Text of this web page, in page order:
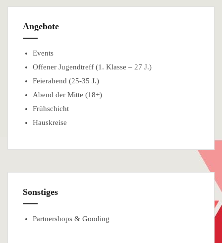
Angebote
Events
Offener Jugendtreff (1. Klasse – 27 J.)
Feierabend (25-35 J.)
Abend der Mitte (18+)
Frühschicht
Hauskreise
Sonstiges
Partnershops & Gooding